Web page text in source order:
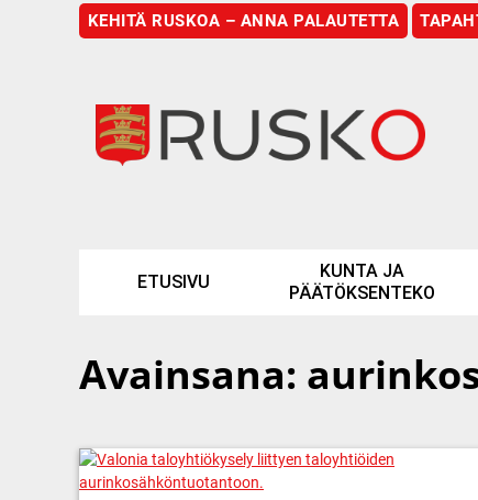
KEHITÄ RUSKOA – ANNA PALAUTETTA
ETUSIVU
KUNTA JA
PÄÄTÖKSENTEKO
Avainsana: